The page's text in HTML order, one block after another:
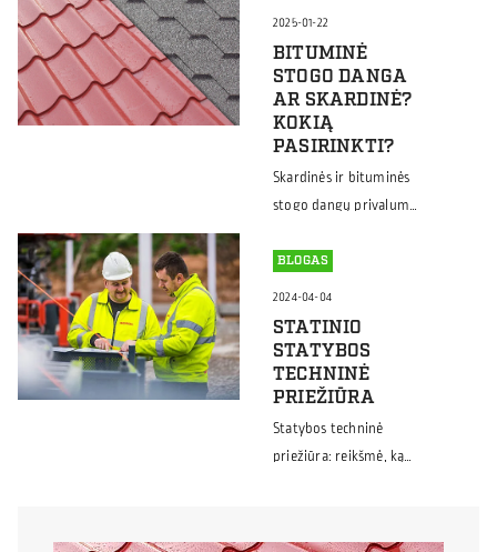
skirtus pastatus neretai
kyla klausimas, kaip
gauti statybos leidimą.
Apie tai, kokių
dokumentų reikia, kur
kreiptis, kiek laiko
galioja gautas statybos
leidimas, papasakosime
2025-01-22
BITUMINĖ
STOGO DANGA
AR SKARDINĖ?
KOKIĄ
PASIRINKTI?
Skardinės ir bituminės
stogo dangų privalumai
palyginimas.
BLOGAS
2024-04-04
STATINIO
STATYBOS
TECHNINĖ
PRIEŽIŪRA
Statybos techninė
priežiūra: reikšmė, ką
reikalingi dokumentai,